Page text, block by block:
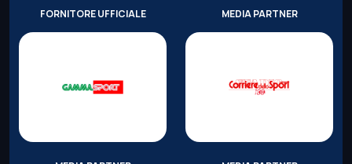
FORNITORE UFFICIALE MEDIA PARTNER